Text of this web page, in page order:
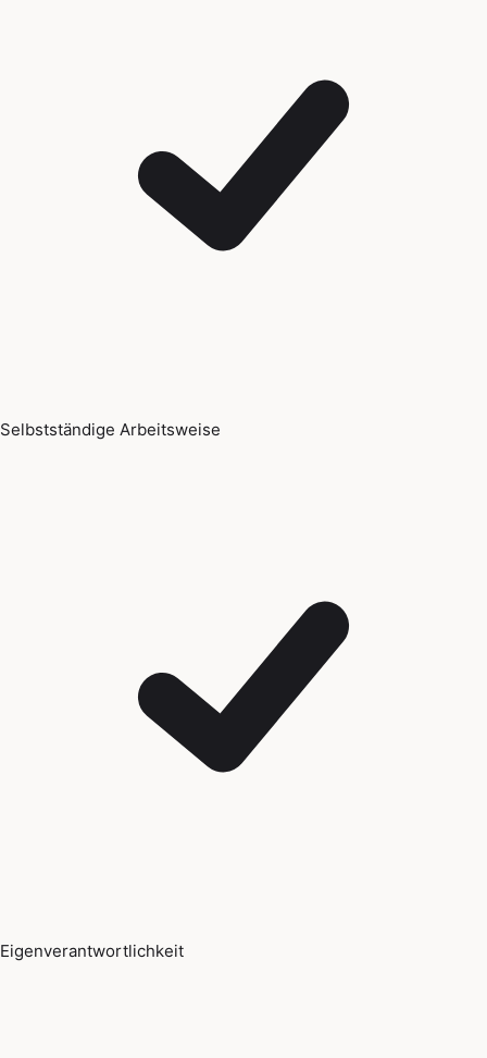
Selbstständige Arbeitsweise
Eigenverantwortlichkeit